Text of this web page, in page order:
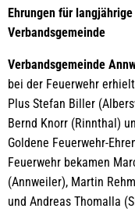
Ehrungen für
Verbandsgemeinde
Verbandsgemeinde
bei der Feuerwehr
Plus Stefan Biller
Bernd Knorr (Rinnthal)
Goldene Feuerwehr-
Feuerwehr bekamen
(Annweiler), Martin
und Andreas Thomalla